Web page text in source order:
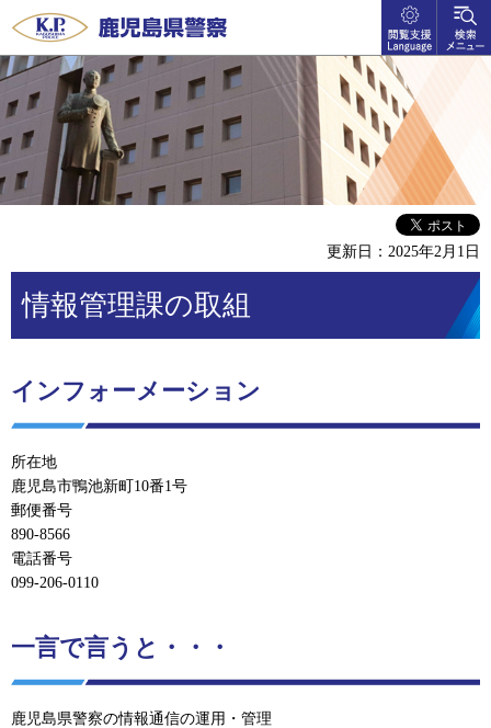
鹿児島県警察
閲覧支
援
language
検索メ
ニュー
更新日：2025年2月1日
情報管理課の取組
インフォーメーション
所在地
鹿児島市鴨池新町10番1号
郵便番号
890-8566
電話番号
099-206-0110
一言で言うと・・・
鹿児島県警察の情報通信の運用・管理